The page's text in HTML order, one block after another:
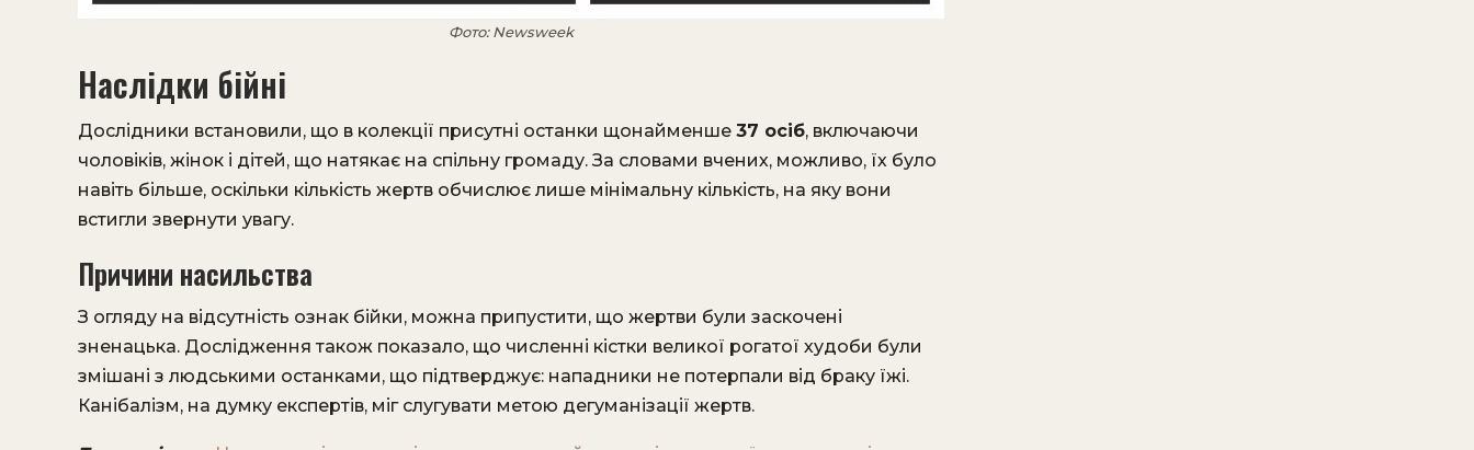
Фото: Newsweek
Наслідки бійні
Дослідники встановили, що в колекції присутні останки щонайменше 37 осіб, включаючи
чоловіків, жінок і дітей, що натякає на спільну громаду. За словами вчених, можливо, їх було
навіть більше, оскільки кількість жертв обчислює лише мінімальну кількість, на яку вони
встигли звернути увагу.
Причини насильства
З огляду на відсутність ознак бійки, можна припустити, що жертви були заскочені
зненацька. Дослідження також показало, що численні кістки великої рогатої худоби були
змішані з людськими останками, що підтверджує: нападники не потерпали від браку їжі.
Канібалізм, на думку експертів, міг слугувати метою дегуманізації жертв.